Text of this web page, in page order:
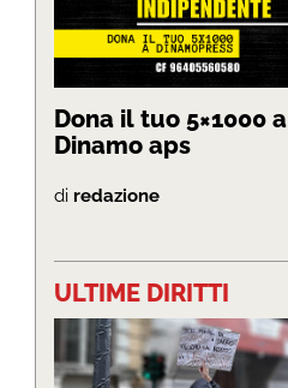
Dona il tuo 5×1000 a
Dinamo aps
di redazione
ULTIME DIRITTI